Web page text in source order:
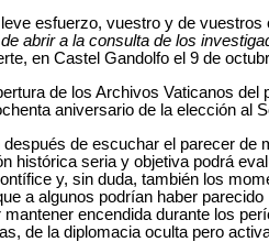
esfuerzo, vuestro y de
abrir a la consulta de los
en Castel Gandolfo el 9 de
de los Archivos Vaticanos
aniversario de la elección al
de escuchar el parecer
histórica seria y objetiva podrá
y, sin duda, también los
a algunos podrían haber
encendida durante los
de la diplomacia oculta pero